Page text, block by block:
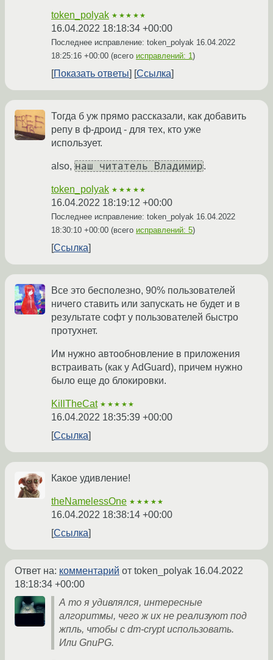
token_polyak ★★★★★
16.04.2022 18:18:34 +00:00
Последнее исправление: token_polyak 16.04.2022
18:25:16 +00:00 (всего исправлений: 1)
Показать ответы Ссылка
Тогда б уж прямо рассказали, как добавить
репу в ф-дроид - для тех, кто уже
использует.
also, наш читатель Владимир.
token_polyak ★★★★★
16.04.2022 18:19:12 +00:00
Последнее исправление: token_polyak 16.04.2022
18:30:10 +00:00 (всего исправлений: 5)
Ссылка
Все это бесполезно, 90% пользователей
ничего ставить или запускать не будет и в
результате софт у пользователей быстро
протухнет.
Им нужно автообновление в приложения
встраивать (как у AdGuard), причем нужно
было еще до блокировки.
KillTheCat ★★★★★
16.04.2022 18:35:39 +00:00
Ссылка
Какое удивление!
theNamelessOne ★★★★★
16.04.2022 18:38:14 +00:00
Ссылка
Ответ на: комментарий от token_polyak 16.04.2022
18:18:34 +00:00
А то я удивлялся, интересные
алгоритмы, чего ж их не реализуют под
жпль, чтобы с dm-crypt использовать.
Или GnuPG.